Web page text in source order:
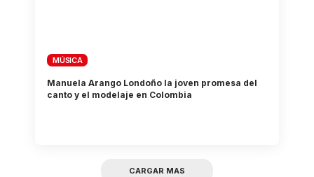
MÚSICA
Manuela Arango Londoño la joven promesa del
canto y el modelaje en Colombia
CARGAR MAS